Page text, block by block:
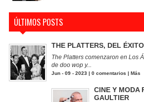
ÚLTIMOS POSTS
THE PLATTERS, DEL
The Platters comenzaron en Los
de doo wop y...
Jun - 09 - 2023 | 0 comentarios | Más
CINE Y MODA
GAULTIER